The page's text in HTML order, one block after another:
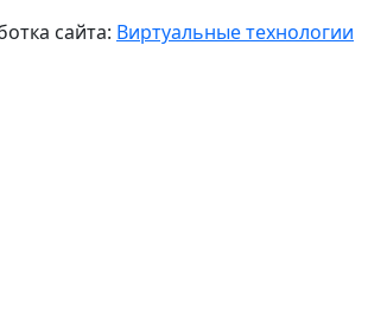
сайта: Виртуальные технологии